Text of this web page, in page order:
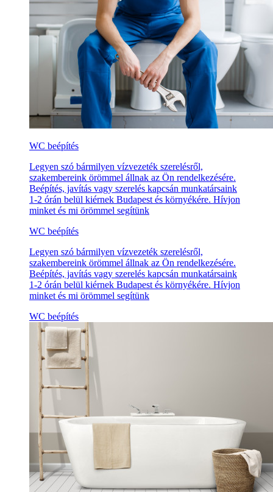
WC beépítés
Legyen szó bármilyen vízvezeték szerelésről,
szakembereink örömmel állnak az Ön rendelkezésére.
Beépítés, javítás vagy szerelés kapcsán munkatársaink
1-2 órán belül kiérnek Budapest és környékére. Hívjon
minket és mi örömmel segítünk
WC beépítés
Legyen szó bármilyen vízvezeték szerelésről,
szakembereink örömmel állnak az Ön rendelkezésére.
Beépítés, javítás vagy szerelés kapcsán munkatársaink
1-2 órán belül kiérnek Budapest és környékére. Hívjon
minket és mi örömmel segítünk
WC beépítés